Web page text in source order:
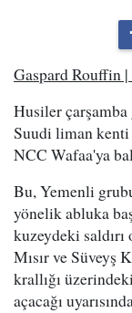
Gaspard Rouffin
Husiler
Suudi liman kenti
NCC Wafaa'ya
Bu, Yemenli
yönelik abluka
kuzeydeki
Mısır ve Süveyş
krallığı
açacağı